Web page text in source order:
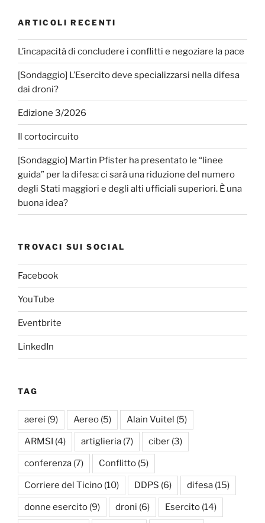
ARTICOLI RECENTI
L’incapacità di concludere i conflitti e negoziare la pace
[Sondaggio] L’Esercito deve specializzarsi nella difesa
dai droni?
Edizione 3/2026
Il cortocircuito
[Sondaggio] Martin Pfister ha presentato le “linee
guida” per la difesa: ci sarà una riduzione del numero
degli Stati maggiori e degli alti ufficiali superiori. È una
buona idea?
TROVACI SUI SOCIAL
Facebook
YouTube
Eventbrite
LinkedIn
TAG
aerei (9) Aereo (5) Alain Vuitel (5)
ARMSI (4) artiglieria (7) ciber (3)
conferenza (7) Conflitto (5)
Corriere del Ticino (10) DDPS (6) difesa (15)
donne esercito (9) droni (6) Esercito (14)